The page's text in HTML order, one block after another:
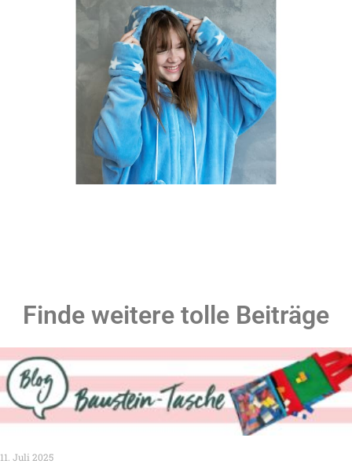
Finde weitere tolle Beiträge
11. Juli 2025